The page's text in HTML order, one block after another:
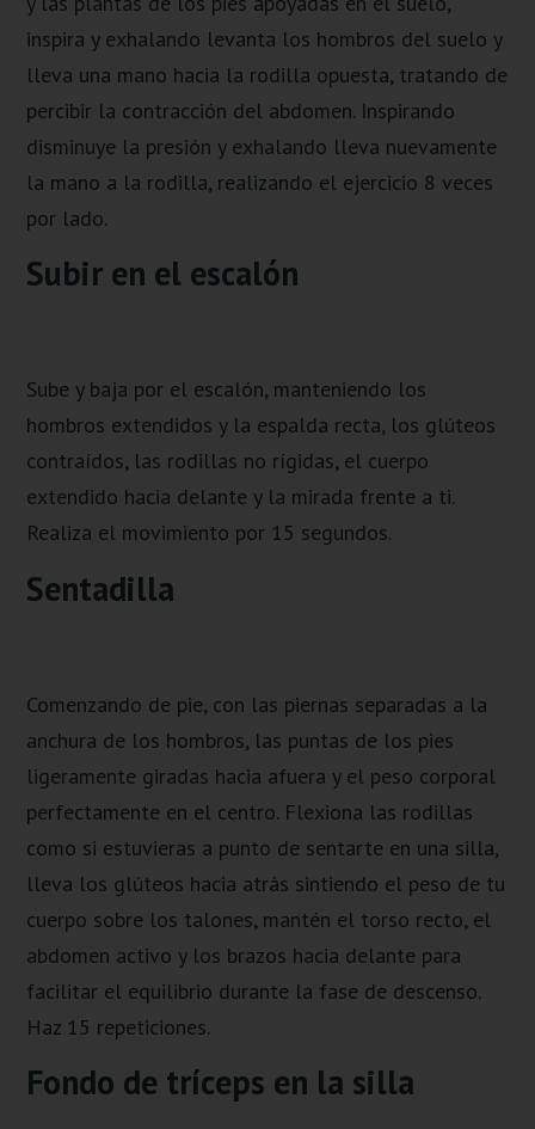
inspira y exhalando levanta los hombros del suelo y
lleva una mano hacia la rodilla opuesta, tratando de
percibir la contracción del abdomen. Inspirando
disminuye la presión y exhalando lleva nuevamente
la mano a la rodilla, realizando el ejercicio 8 veces
por lado.
Subir en el escalón
Sube y baja por el escalón, manteniendo los
hombros extendidos y la espalda recta, los glúteos
contraídos, las rodillas no rígidas, el cuerpo
extendido hacia delante y la mirada frente a ti.
Realiza el movimiento por 15 segundos.
Sentadilla
Comenzando de pie, con las piernas separadas a la
anchura de los hombros, las puntas de los pies
ligeramente giradas hacia afuera y el peso corporal
perfectamente en el centro. Flexiona las rodillas
como si estuvieras a punto de sentarte en una silla,
lleva los glúteos hacia atrás sintiendo el peso de tu
cuerpo sobre los talones, mantén el torso recto, el
abdomen activo y los brazos hacia delante para
facilitar el equilibrio durante la fase de descenso.
Haz 15 repeticiones.
Fondo de tríceps en la silla